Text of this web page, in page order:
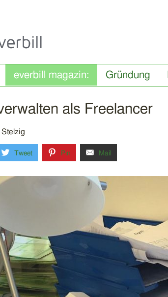
Gründung
als Freelancer
Stelzig
Tweet Pin Mail